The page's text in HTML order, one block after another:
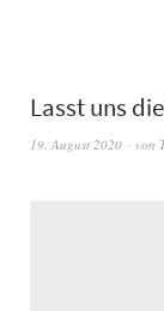
Lasst uns
19. August 2020 von